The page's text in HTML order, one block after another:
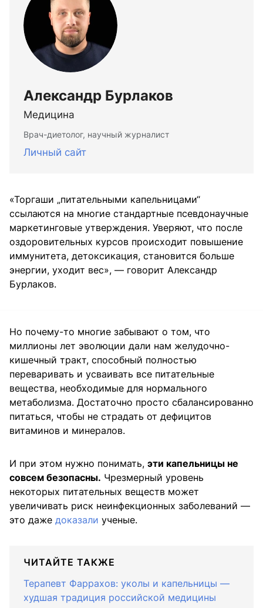
Александр Бурлаков
Медицина
Врач-диетолог, научный журналист
Личный сайт
«Торгаши „питательными капельницами“
ссылаются на многие стандартные псевдонаучные
маркетинговые утверждения. Уверяют, что после
оздоровительных курсов происходит повышение
иммунитета, детоксикация, становится больше
энергии, уходит вес», — говорит Александр
Бурлаков.
Но почему-то многие забывают о том, что
миллионы лет эволюции дали нам желудочно-
кишечный тракт, способный полностью
переваривать и усваивать все питательные
вещества, необходимые для нормального
метаболизма. Достаточно просто сбалансированно
питаться, чтобы не страдать от дефицитов
витаминов и минералов.
И при этом нужно понимать, эти капельницы не
совсем безопасны. Чрезмерный уровень
некоторых питательных веществ может
увеличивать риск неинфекционных заболеваний —
это даже доказали ученые.
ЧИТАЙТЕ ТАКЖЕ
Терапевт Фаррахов: уколы и капельницы —
худшая традиция российской медицины